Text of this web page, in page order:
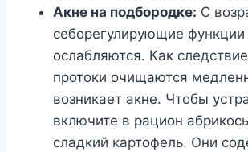
Акне на подбородке: С
себорегулирующие
ослабляются. Как
протоки очищаются
возникает акне. Чтобы
включите в рацион
сладкий картофель. Они